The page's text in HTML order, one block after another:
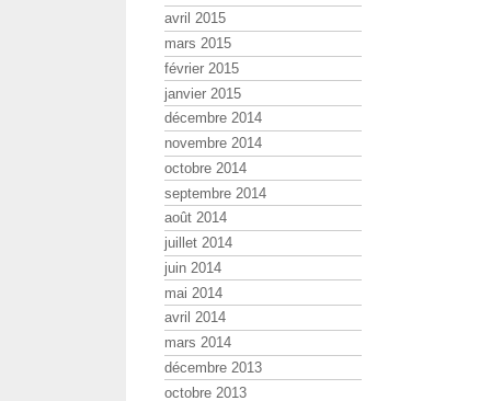
avril 2015
mars 2015
février 2015
janvier 2015
décembre 2014
novembre 2014
octobre 2014
septembre 2014
août 2014
juillet 2014
juin 2014
mai 2014
avril 2014
mars 2014
décembre 2013
octobre 2013